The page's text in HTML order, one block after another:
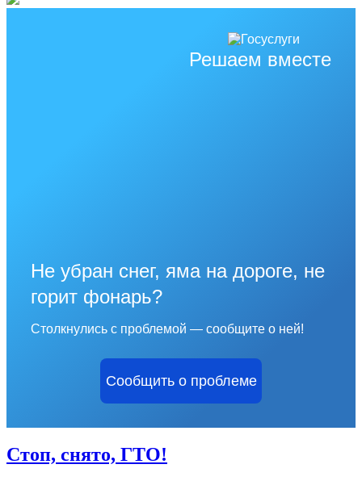
Решаем вместе
Не убран снег, яма на дороге, не
горит фонарь?
Столкнулись с проблемой — сообщите о ней!
Сообщить о проблеме
Стоп, снято, ГТО!